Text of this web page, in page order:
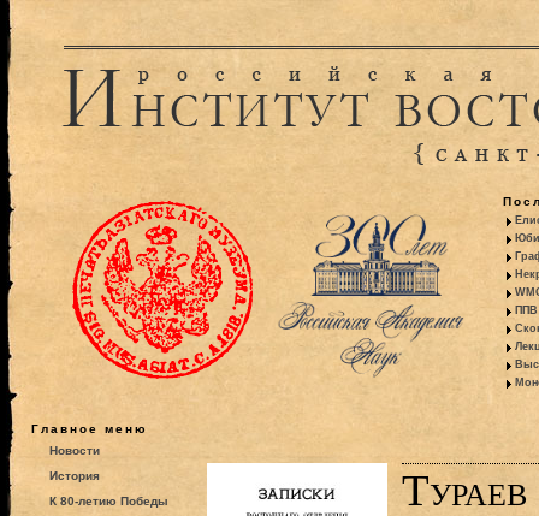
ППВ
Главное меню
Новости
История
К 80-летию Победы